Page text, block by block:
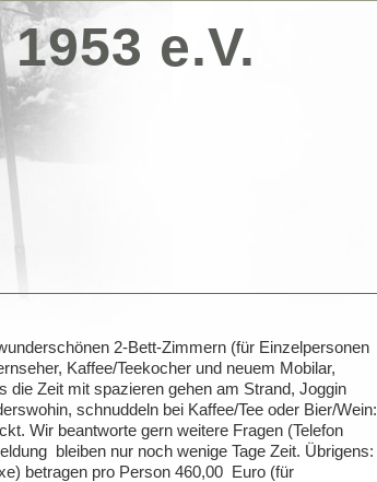
e.V.
2-Bett-Zimmern (für Einzelpersonen
Kaffee/Teekocher und neuem Mobilar,
die Zeit mit spazieren gehen am Strand, Joggin
schnuddeln bei Kaffee/Tee oder Bier/Wein:
Wir beantworte gern weitere Fragen (Telefon
bleiben nur noch wenige Tage Zeit. Übrigens:
betragen pro Person 460,00 Euro (für